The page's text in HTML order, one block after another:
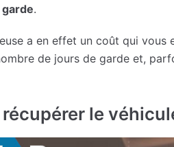
.
a en effet un coût qui
de jours de garde et,
le